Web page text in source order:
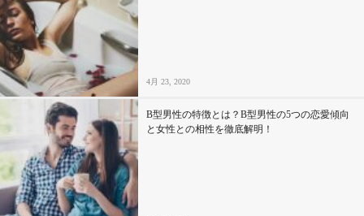
4月 23, 2020
B型男性の特徴とは？B型男性の5つの恋愛傾向
と女性との相性を徹底解明！